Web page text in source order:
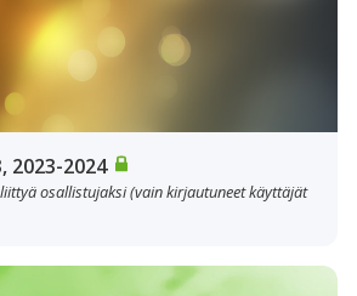
2023-2024
osallistujaksi (vain kirjautuneet käyttäjät